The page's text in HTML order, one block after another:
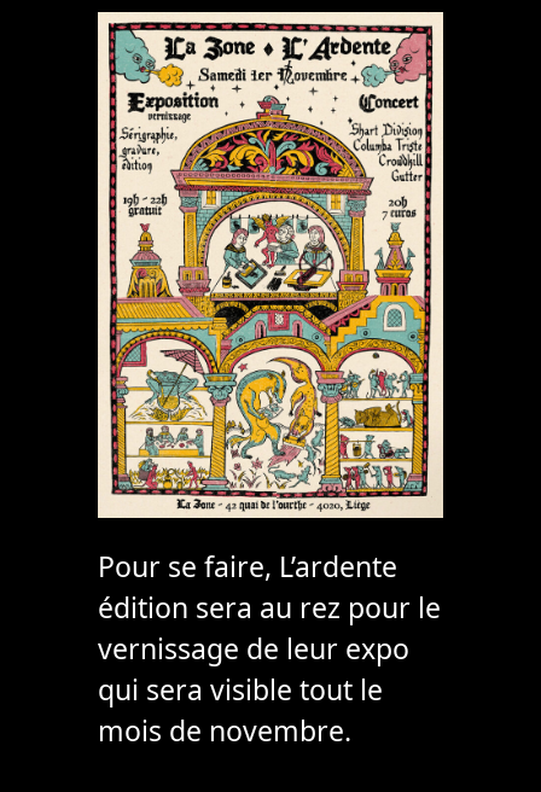
Pour se faire, L’ardente
édition sera au rez pour le
vernissage de leur expo
qui sera visible tout le
mois de novembre.